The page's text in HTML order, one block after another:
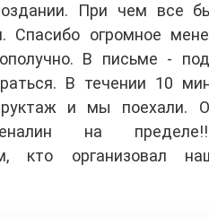
При чем все
Спасибо огромное
В письме -
В течении 10
и мы поехали.
на
кто организовал